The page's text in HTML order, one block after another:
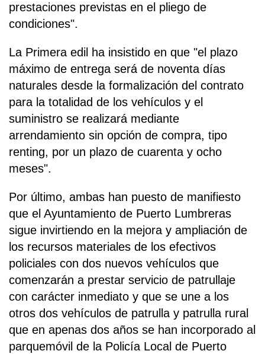
prestaciones previstas en el pliego de
condiciones".
La Primera edil ha insistido en que "el plazo
máximo de entrega será de noventa días
naturales desde la formalización del contrato
para la totalidad de los vehículos y el
suministro se realizará mediante
arrendamiento sin opción de compra, tipo
renting, por un plazo de cuarenta y ocho
meses".
Por último, ambas han puesto de manifiesto
que el Ayuntamiento de Puerto Lumbreras
sigue invirtiendo en la mejora y ampliación de
los recursos materiales de los efectivos
policiales con dos nuevos vehículos que
comenzarán a prestar servicio de patrullaje
con carácter inmediato y que se une a los
otros dos vehículos de patrulla y patrulla rural
que en apenas dos años se han incorporado al
parquemóvil de la Policía Local de Puerto